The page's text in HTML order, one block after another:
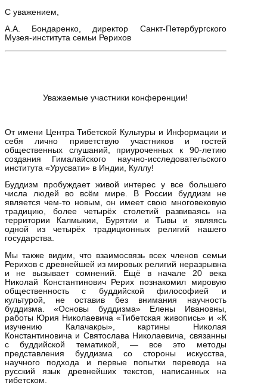
С уважением,
А.А. Бондаренко, директор Санкт-Петербургского
Музея-института семьи Рерихов
Уважаемые участники конференции!
От имени Центра Тибетской Культуры и Информации и
себя лично приветствую участников и гостей
общественных слушаний, приуроченных к 90-летию
создания Гималайского научно-исследовательского
института «Урусвати» в Индии, Куллу!
Буддизм пробуждает живой интерес у все большего
числа людей во всём мире. В России буддизм не
является чем-то новым, он имеет свою многовековую
традицию, более четырёх столетий развиваясь на
территории Калмыкии, Бурятии и Тывы и являясь
одной из четырёх традиционных религий нашего
государства.
Мы также видим, что взаимосвязь всех членов семьи
Рерихов с древнейшей из мировых религий неразрывна
и не вызывает сомнений. Ещё в начале 20 века
Николай Константинович Рерих познакомил мировую
общественность с буддийской философией и
культурой, не оставив без внимания научность
буддизма. «Основы буддизма» Елены Ивановны,
работы Юрия Николаевича «Тибетская живопись» и «К
изучению Калачакры», картины Николая
Константиновича и Святослава Николаевича, связанны
с буддийской тематикой, — все это методы
представления буддизма со стороны искусства,
научного подхода и первые попытки перевода на
русский язык древнейших текстов, написанных на
тибетском.